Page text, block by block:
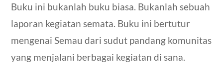
Buku ini bukanlah buku biasa. Bukanlah sebuah
laporan kegiatan semata. Buku ini bertutur
mengenai Semau dari sudut pandang komunitas
yang menjalani berbagai kegiatan di sana.